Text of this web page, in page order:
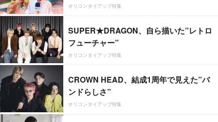
オリコンタイアップ特集
SUPER★DRAGON、自ら描いた”レトロ
フューチャー”
オリコンタイアップ特集
CROWN HEAD、結成1周年で見えた”バ
ンドらしさ”
オリコンタイアップ特集